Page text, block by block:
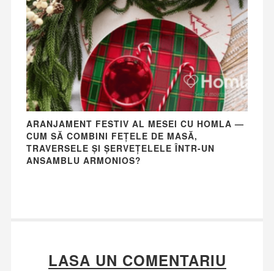
ARANJAMENT FESTIV AL MESEI CU HOMLA —
CUM SĂ COMBINI FEȚELE DE MASĂ,
TRAVERSELE ȘI ȘERVEȚELELE ÎNTR-UN
ANSAMBLU ARMONIOS?
LASA UN COMENTARIU